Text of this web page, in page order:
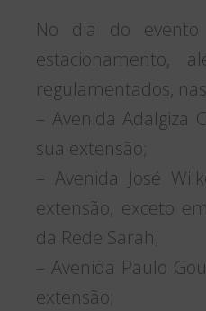
No dia do
estacionamento,
regulamentados,
– Avenida Adalgiza
sua extensão;
– Avenida José
extensão, exceto
da Rede Sarah;
– Avenida Paulo
extensão;